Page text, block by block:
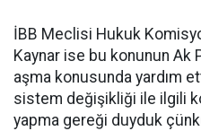
İBB Meclisi Hukuk
Kaynar ise bu konunun Ak
aşma konusunda yardım
sistem değişikliği ile ilgili
yapma gereği duyduk